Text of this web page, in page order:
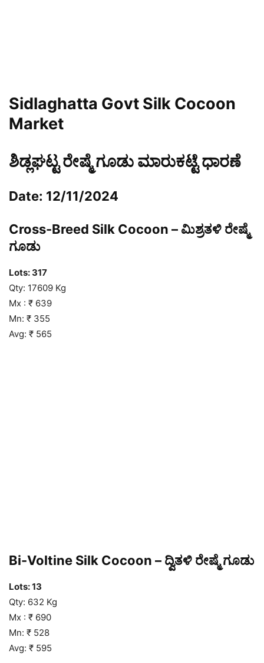
Sidlaghatta Govt Silk Cocoon
Market
ಶಿಡ್ಲಘಟ್ಟ ರೇಷ್ಮೆ ಗೂಡು ಮಾರುಕಟ್ಟೆ ಧಾರಣೆ
Date: 12/11/2024
Cross-Breed Silk Cocoon – ಮಿಶ್ರತಳಿ ರೇಷ್ಮೆ
ಗೂಡು
Lots: 317
Qty: 17609 Kg
Mx : ₹ 639
Mn: ₹ 355
Avg: ₹ 565
Bi-Voltine Silk Cocoon – ದ್ವಿತಳಿ ರೇಷ್ಮೆ ಗೂಡು
Lots: 13
Qty: 632 Kg
Mx : ₹ 690
Mn: ₹ 528
Avg: ₹ 595